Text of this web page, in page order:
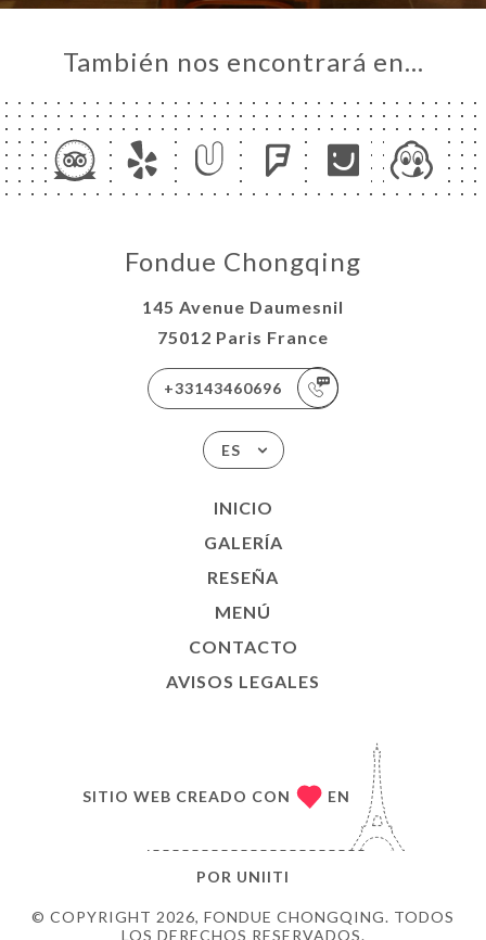
También nos encontrará en…
Fondue Chongqing
145 Avenue Daumesnil
75012 Paris France
+33143460696
ES
INICIO
GALERÍA
RESEÑA
MENÚ
CONTACTO
AVISOS LEGALES
© COPYRIGHT 2026, FONDUE CHONGQING. TODOS
LOS DERECHOS RESERVADOS.
SITIO WEB CREADO CON EN
POR UNIITI